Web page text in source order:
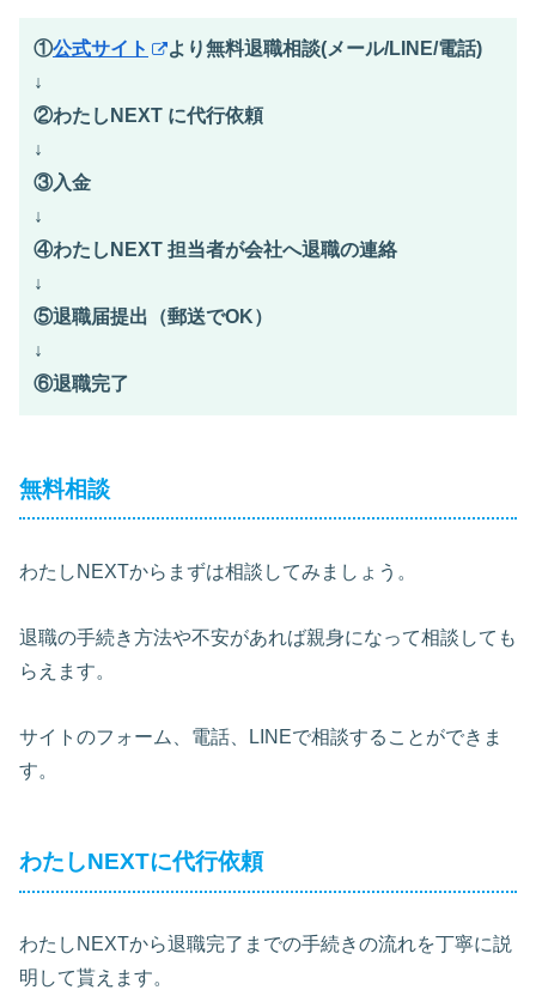
①公式サイト
より無料退職相談(メール/LINE/電話)
↓
②わたしNEXT に代行依頼
↓
③入金
↓
④わたしNEXT 担当者が会社へ退職の連絡
↓
⑤退職届提出（郵送でOK）
↓
⑥退職完了
無料相談
わたしNEXTからまずは相談してみましょう。
退職の手続き方法や不安があれば親身になって相談しても
らえます。
サイトのフォーム、電話、LINEで相談することができま
す。
わたしNEXTに代行依頼
わたしNEXTから退職完了までの手続きの流れを丁寧に説
明して貰えます。